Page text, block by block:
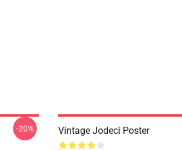
-20% Vintage Jodeci Poster